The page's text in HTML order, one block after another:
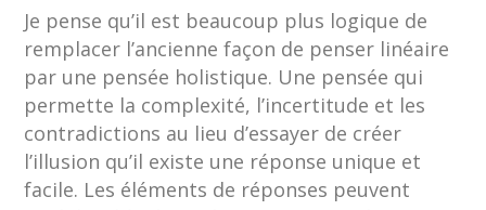
Je pense qu’il est beaucoup plus logique de
remplacer l’ancienne façon de penser linéaire
par une pensée holistique. Une pensée qui
permette la complexité, l’incertitude et les
contradictions au lieu d’essayer de créer
l’illusion qu’il existe une réponse unique et
facile. Les éléments de réponses peuvent